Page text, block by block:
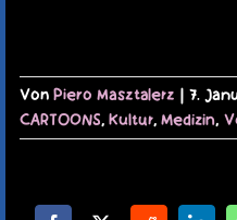
VonPiero Masztalerz | 7.
CARTOONS,Kultur,Medizin,